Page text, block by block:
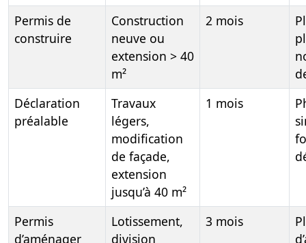
Permis de
construire
Construction
neuve ou
extension > 40
m²
2 mois
Déclaration
préalable
Travaux
légers,
modification
de façade,
extension
jusqu’à 40 m²
1 mois
Permis
d’aménager
Lotissement,
division
3 mois